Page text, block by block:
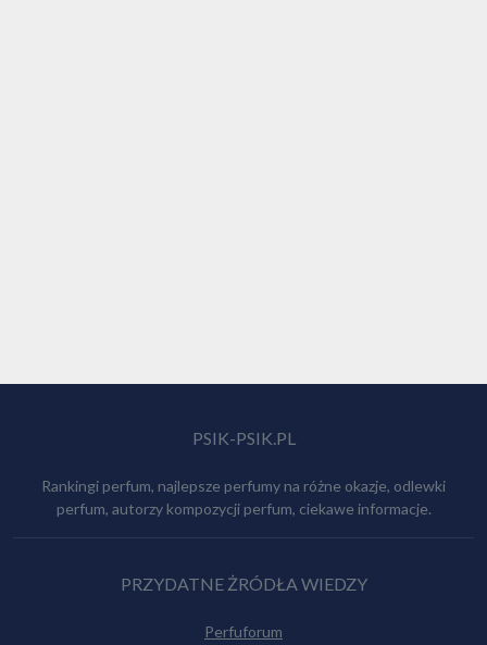
PSIK-PSIK.PL
Rankingi perfum, najlepsze perfumy na różne okazje, odlewki
perfum, autorzy kompozycji perfum, ciekawe informacje.
PRZYDATNE ŻRÓDŁA WIEDZY
Perfuforum